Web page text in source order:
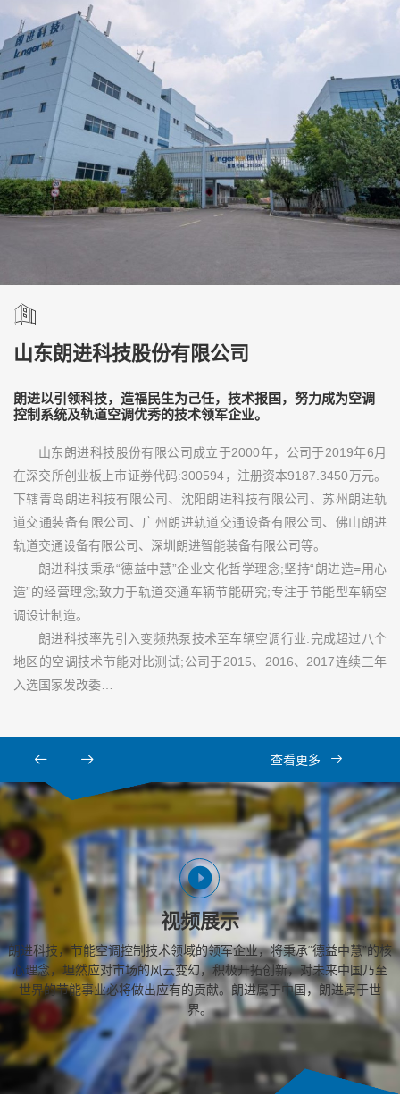
山东朗进科技股份有限公司
朗进以引领科技，造福民生为己任，技术报国，努力成为空调
控制系统及轨道空调优秀的技术领军企业。
山东朗进科技股份有限公司成立于2000年，公司于2019年6月
在深交所创业板上市证券代码:300594，注册资本9187.3450万元。
下辖青岛朗进科技有限公司、沈阳朗进科技有限公司、苏州朗进轨
道交通装备有限公司、广州朗进轨道交通设备有限公司、佛山朗进
轨道交通设备有限公司、深圳朗进智能装备有限公司等。
朗进科技秉承“德益中慧”企业文化哲学理念;坚持“朗进造=用心
造”的经营理念;致力于轨道交通车辆节能研究;专注于节能型车辆空
调设计制造。
朗进科技率先引入变频热泵技术至车辆空调行业:完成超过八个
地区的空调技术节能对比测试;公司于2015、2016、2017连续三年
入选国家发改委…
查看更多
视频展示
朗进科技，节能空调控制技术领域的领军企业，将秉承“德益中慧”的核
心理念，坦然应对市场的风云变幻，积极开拓创新，对未来中国乃至
世界的节能事业必将做出应有的贡献。朗进属于中国，朗进属于世
界。